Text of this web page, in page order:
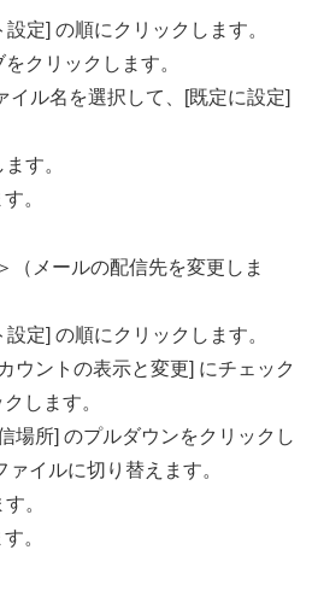
定] の順にクリックします。
クリックします。
イル名を選択して、[既定に設定]
す。
。
（メールの配信先を変更しま
定] の順にクリックします。
ウントの表示と変更] にチェック
します。
場所] のプルダウンをクリックし
イルに切り替えます。
。
。